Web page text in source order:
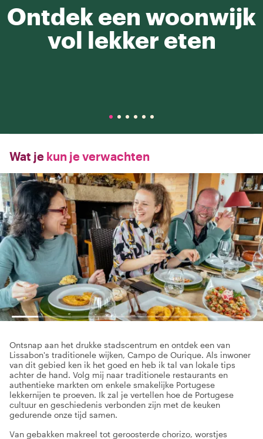
Ontdek een woonwijk
vol lekker eten
Wat je kun je verwachten
Ontsnap aan het drukke stadscentrum en ontdek een van
Lissabon's traditionele wijken, Campo de Ourique. Als inwoner
van dit gebied ken ik het goed en heb ik tal van lokale tips
achter de hand. Volg mij naar traditionele restaurants en
authentieke markten om enkele smakelijke Portugese
lekkernijen te proeven. Ik zal je vertellen hoe de Portugese
cultuur en geschiedenis verbonden zijn met de keuken
gedurende onze tijd samen.
Van gebakken makreel tot geroosterde chorizo, worstjes